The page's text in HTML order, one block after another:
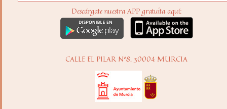
Descárgate nuestra APP gratuita aquí:
CALLE EL PILAR Nº8. 30004 MURCIA